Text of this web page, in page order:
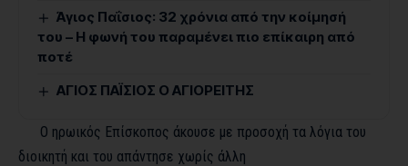
Άγιος Παΐσιος: 32 χρόνια από την κοίμησή
του – Η φωνή του παραμένει πιο επίκαιρη από
ποτέ
ΑΓΙΟΣ ΠΑΪΣΙΟΣ Ο ΑΓΙΟΡΕΙΤΗΣ
Ο ηρωικός Επίσκοπος άκουσε με προσοχή τα λόγια του
διοικητή και του απάντησε χωρίς άλλη